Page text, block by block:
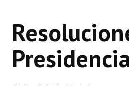
CONCEJO
Bloques Políticos